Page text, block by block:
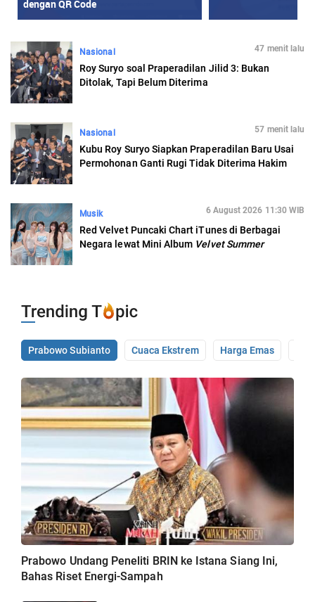
Nasional 47 menit lalu
Roy Suryo soal Praperadilan Jilid 3: Bukan
Ditolak, Tapi Belum Diterima
Nasional 57 menit lalu
Kubu Roy Suryo Siapkan Praperadilan Baru Usai
Permohonan Ganti Rugi Tidak Diterima Hakim
Musik 6 August 2026 11:30 WIB
Red Velvet Puncaki Chart iTunes di Berbagai
Negara lewat Mini Album Velvet Summer
Prabowo Subianto Cuaca Ekstrem Harga Emas
Prabowo Undang Peneliti BRIN ke Istana Siang Ini,
Bahas Riset Energi-Sampah